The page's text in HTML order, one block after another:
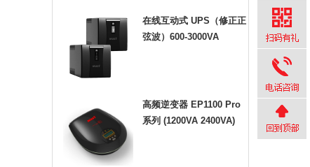
在线互动式 UPS（修正正
弦波）600-3000VA
高频逆变器 EP1100 Pro
系列 (1200VA 2400VA)